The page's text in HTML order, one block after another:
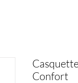
Confort